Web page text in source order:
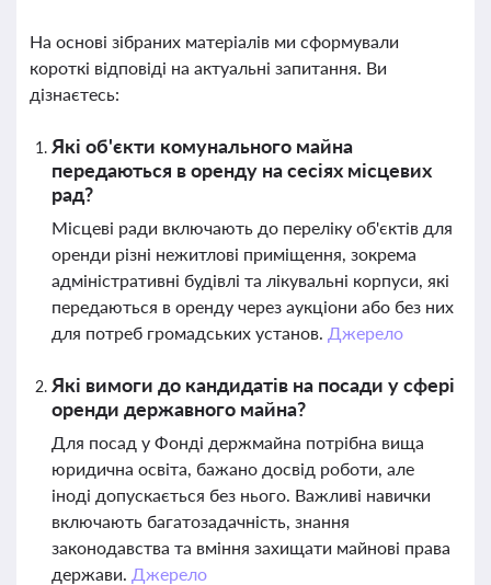
На основі зібраних матеріалів ми сформували
короткі відповіді на актуальні запитання. Ви
дізнаєтесь:
Які об'єкти комунального майна
передаються в оренду на сесіях місцевих
рад?
Місцеві ради включають до переліку об'єктів для
оренди різні нежитлові приміщення, зокрема
адміністративні будівлі та лікувальні корпуси, які
передаються в оренду через аукціони або без них
для потреб громадських установ. Джерело
Які вимоги до кандидатів на посади у сфері
оренди державного майна?
Для посад у Фонді держмайна потрібна вища
юридична освіта, бажано досвід роботи, але
іноді допускається без нього. Важливі навички
включають багатозадачність, знання
законодавства та вміння захищати майнові права
держави. Джерело